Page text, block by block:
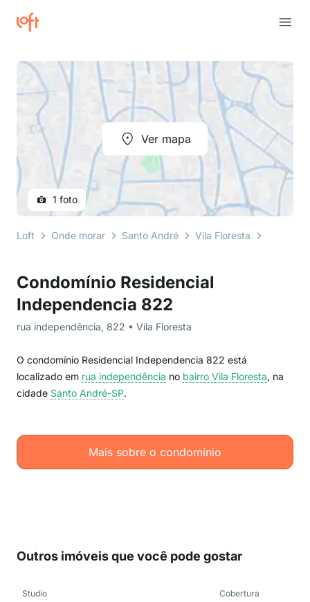
Condomínio Residencial
Independencia 822
rua independência, 822 • Vila Floresta
O condomínio Residencial Independencia 822 está
localizado em rua independência no bairro Vila Floresta, na
cidade Santo André-SP.
Mais sobre o condomínio
Ver mapa
1 foto
Loft Onde morar Santo André Vila Floresta
Outros imóveis que você pode gostar
Studio Cobertura